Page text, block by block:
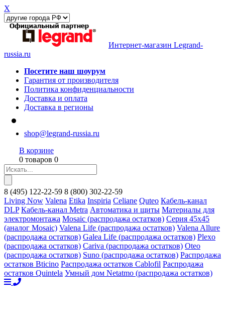
X
Интернет-магазин Legrand-
russia.ru
Посетите наш шоурум
Гарантия от производителя
Политика конфиденциальности
Доставка и оплата
Доставка в регионы
shop@legrand-russia.ru
В корзине
0 товаров 0
8 (495) 122-22-59 8 (800) 302-22-59
Living Now Valena Etika Inspiria Celiane Quteo Кабель-канал
DLP Кабель-канал Metra Автоматика и щиты Материалы для
электромонтажа Mosaic (распродажа остатков) Серия 45х45
(аналог Mosaic) Valena Life (распродажа остатков) Valena Allure
(распродажа остатков) Galea Life (распродажа остатков) Plexo
(распродажа остатков) Cariva (распродажа остатков) Oteo
(распродажа остатков) Suno (распродажа остатков) Распродажа
остатков Bticino Распродажа остатков Cablofil Распродажа
остатков Quintela Умный дом Netatmo (распродажа остатков)